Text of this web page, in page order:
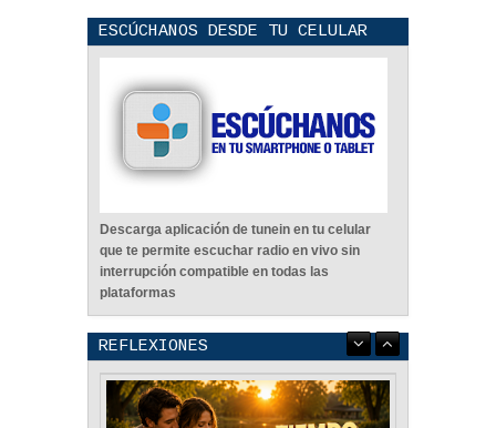
ESCÚCHANOS DESDE TU CELULAR
Descarga aplicación de tunein en tu celular
que te permite escuchar radio en vivo sin
interrupción compatible en todas las
plataformas
REFLEXIONES